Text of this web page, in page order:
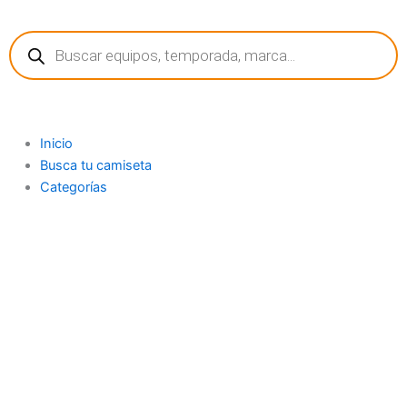
contenido
Búsqueda
de
productos
Inicio
Busca tu camiseta
Categorías